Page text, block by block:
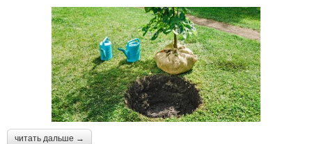
читать дальше →